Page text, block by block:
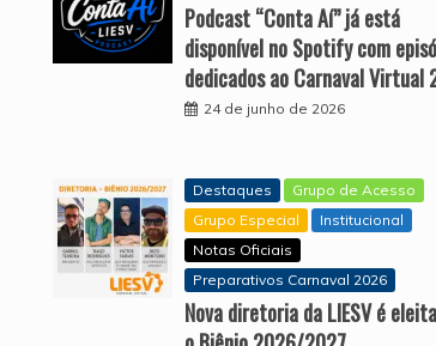
Podcast “Conta Aí” já está
disponível no Spotify com
dedicados ao Carnaval Virtual
24 de junho de 2026
Destaques
Grupo de Acesso
Grupo Especial
Institucional
Notas Oficiais
Preparativos Carnaval 2026
Nova diretoria da LIESV é